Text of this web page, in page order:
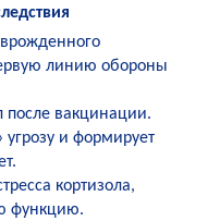
линию обороны
вакцинации.
и формирует
кортизола,
функцию.